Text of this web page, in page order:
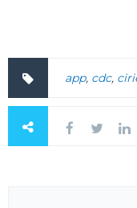
app, cdc,